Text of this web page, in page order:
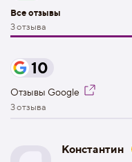
Все отзывы
3 отзыва
10
Отзывы Google
3 отзыва
Константин